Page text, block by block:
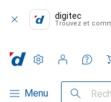
digitec
Trouvez et
Navigation par catégorie
Menu Recherche
Paramètres
Compte client
Listes de
Listes d'envies
Panier